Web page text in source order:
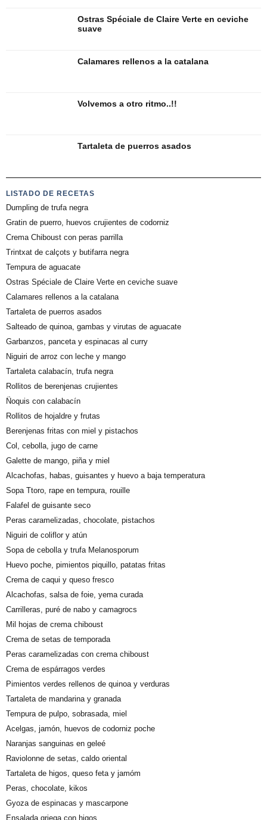
Ostras Spéciale de Claire Verte en ceviche
suave
Calamares rellenos a la catalana
Volvemos a otro ritmo..!!
Tartaleta de puerros asados
LISTADO DE RECETAS
Dumpling de trufa negra
Gratin de puerro, huevos crujientes de codorniz
Crema Chiboust con peras parrilla
Trintxat de calçots y butifarra negra
Tempura de aguacate
Ostras Spéciale de Claire Verte en ceviche suave
Calamares rellenos a la catalana
Tartaleta de puerros asados
Salteado de quinoa, gambas y virutas de aguacate
Garbanzos, panceta y espinacas al curry
Niguiri de arroz con leche y mango
Tartaleta calabacín, trufa negra
Rollitos de berenjenas crujientes
Ñoquis con calabacín
Rollitos de hojaldre y frutas
Berenjenas fritas con miel y pistachos
Col, cebolla, jugo de carne
Galette de mango, piña y miel
Alcachofas, habas, guisantes y huevo a baja temperatura
Sopa Ttoro, rape en tempura, rouille
Falafel de guisante seco
Peras caramelizadas, chocolate, pistachos
Niguiri de coliflor y atún
Sopa de cebolla y trufa Melanosporum
Huevo poche, pimientos piquillo, patatas fritas
Crema de caqui y queso fresco
Alcachofas, salsa de foie, yema curada
Carrilleras, puré de nabo y camagrocs
Mil hojas de crema chiboust
Crema de setas de temporada
Peras caramelizadas con crema chiboust
Crema de espárragos verdes
Pimientos verdes rellenos de quinoa y verduras
Tartaleta de mandarina y granada
Tempura de pulpo, sobrasada, miel
Acelgas, jamón, huevos de codorniz poche
Naranjas sanguinas en geleé
Raviolonne de setas, caldo oriental
Tartaleta de higos, queso feta y jamóm
Peras, chocolate, kikos
Gyoza de espinacas y mascarpone
Ensalada griega con higos